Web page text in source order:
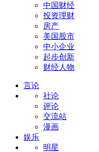
中国财经
投资理财
房产
美国股市
中小企业
起步创新
财经人物
言论
社论
评论
交流站
漫画
娱乐
明星